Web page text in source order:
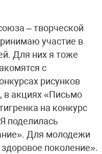
– творческой
участие в
Для них я тоже
с
рисунков
в акциях «Письмо
на конкурс
поделилась
Для молодежи
поколение».